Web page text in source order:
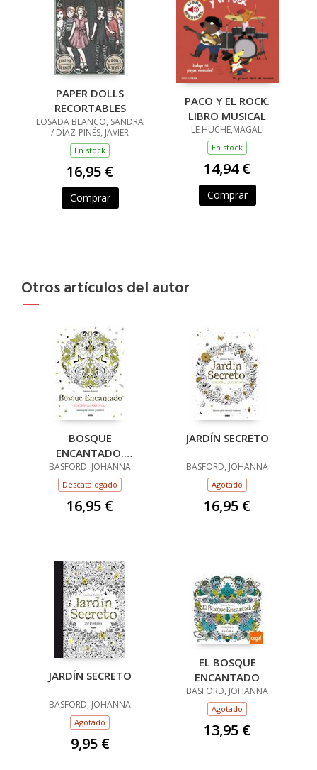
PAPER DOLLS
RECORTABLES
LOSADA BLANCO, SANDRA
/ DÍAZ-PINÉS, JAVIER
En stock
16,95 €
Comprar
PACO Y EL ROCK.
LIBRO MUSICAL
LE HUCHE,MAGALI
En stock
14,94 €
Comprar
Otros artículos del autor
BOSQUE
ENCANTADO.
EDICIÓN PARA
ARTISTAS
BASFORD, JOHANNA
Descatalogado
16,95 €
JARDÍN SECRETO
BASFORD, JOHANNA
Agotado
16,95 €
JARDÍN SECRETO
BASFORD, JOHANNA
Agotado
9,95 €
EL BOSQUE
ENCANTADO
BASFORD, JOHANNA
Agotado
13,95 €